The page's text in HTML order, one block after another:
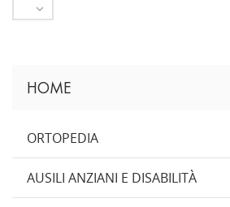
HOME
ORTOPEDIA
AUSILI ANZIANI E DISABILITÀ
